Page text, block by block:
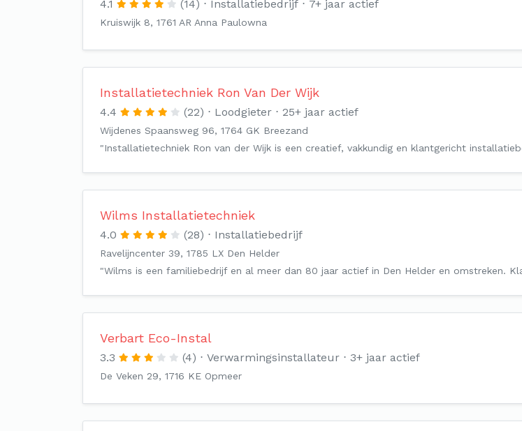
4.1 (14) Installatiebedrijf 7+ jaar actief
Kruiswijk 8, 1761 AR Anna Paulowna
Installatietechniek Ron Van Der Wijk
4.4 (22) Loodgieter 25+ jaar actief
Wijdenes Spaansweg 96, 1764 GK Breezand
"Installatietechniek Ron van der Wijk is een creatief, vakkundig en klantgericht
Wilms Installatietechniek
4.0 (28) Installatiebedrijf
Ravelijncenter 39, 1785 LX Den Helder
"Wilms is een familiebedrijf en al meer dan 80 jaar actief in Den Helder en omstreken.
Verbart Eco-Instal
3.3 (4) Verwarmingsinstallateur 3+ jaar actief
De Veken 29, 1716 KE Opmeer